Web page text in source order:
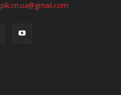
pik.cn.ua@gmail.com